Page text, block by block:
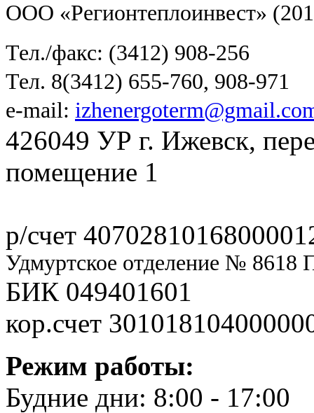
ООО «Регионтеплоинвест»
Тел./факс: (3412) 908-256
Тел. 8(3412) 655-760, 908-971
e-mail:
426049 УР г. Ижевск,
помещение 1
р/счет
Удмуртское отделение №
БИК 049401601
кор.счет
Режим работы:
Будние дни: 8:00 - 17:00